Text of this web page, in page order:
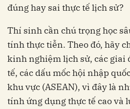
đúng hay sai thực tế lịch sử?
Thí sinh cần chú trọng học
tính thực tiễn. Theo đó, hãy
kinh nghiệm lịch sử, các
tế, các dấu mốc hội nhập
khu vực (ASEAN), vì đây là
tính ứng dụng thực tế cao và